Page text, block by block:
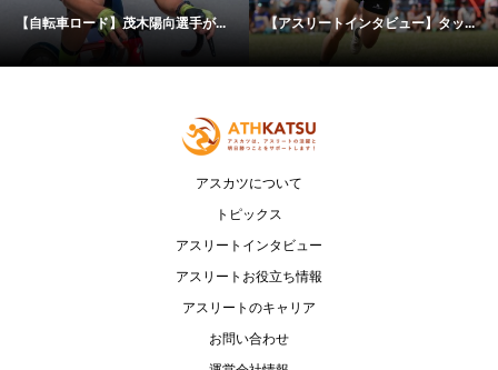
【自転車ロード】茂木陽向選手が... 【アスリートインタビュー】タッ...
アスカツについて
トピックス
アスリートインタビュー
アスリートお役立ち情報
アスリートのキャリア
お問い合わせ